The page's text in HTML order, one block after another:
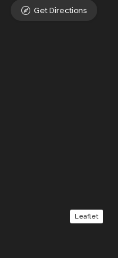
Leaflet
Get Directions